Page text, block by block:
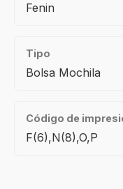
Fenin
Tipo
Bolsa Mochila
Código de
F(6),N(8),O,P